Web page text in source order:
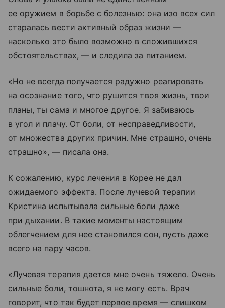
ее оружием в борьбе с болезнью: она изо всех сил
старалась вести активный образ жизни —
насколько это было возможно в сложившихся
обстоятельствах, — и следила за питанием.
«Но не всегда получается радужно реагировать
на осознание того, что рушится твоя жизнь, твои
планы, ты сама и многое другое. Я забиваюсь
в угол и плачу. От боли, от несправедливости,
от множества других причин. Мне страшно, очень
страшно», — писала она.
К сожалению, курс лечения в Корее не дал
ожидаемого эффекта. После лучевой терапии
Кристина испытывала сильные боли даже
при дыхании. В такие моменты настоящим
облегчением для нее становился сон, пусть даже
всего на пару часов.
«Лучевая терапия дается мне очень тяжело. Очень
сильные боли, тошнота, я не могу есть. Врач
говорит, что так будет первое время — слишком